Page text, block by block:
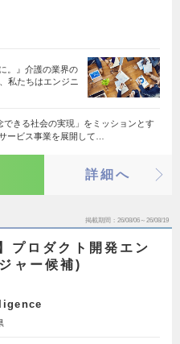
。』介護の業界の
私たちはエンジニ
できる社会の実現」をミッションとす
ービス事業を展開して…
詳細へ
掲載期間 26/08/06～26/08/19
プロダクト開発エン
ャー候補)